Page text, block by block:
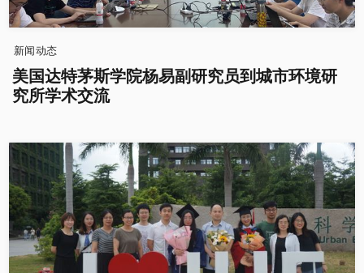
新闻动态
美国达特茅斯学院杨易副研究员到城市环境研
究所学术交流